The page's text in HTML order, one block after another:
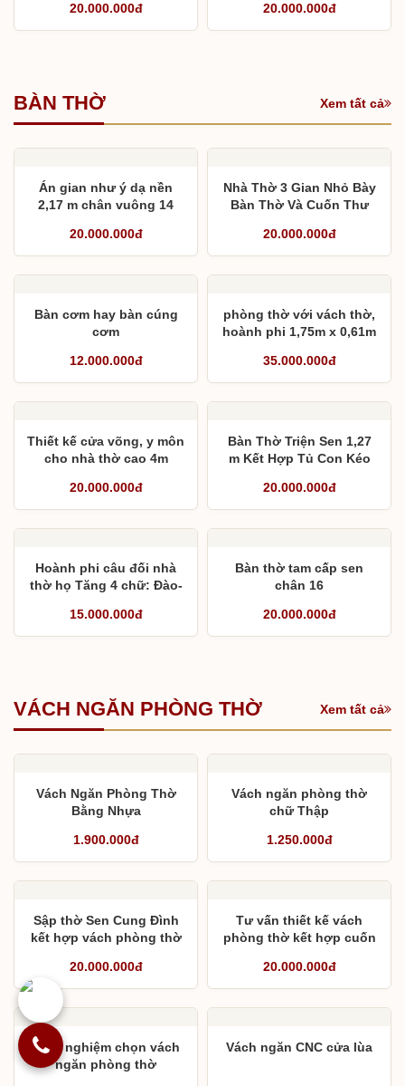
20.000.000đ
20.000.000đ
BÀN THỜ Xem tất cả
Án gian như ý dạ nền
2,17 m chân vuông 14
20.000.000đ
Nhà Thờ 3 Gian Nhỏ Bày
Bàn Thờ Và Cuốn Thư
?
20.000.000đ
Bàn cơm hay bàn cúng
cơm
12.000.000đ
phòng thờ với vách thờ,
hoành phi 1,75m x 0,61m
35.000.000đ
Thiết kế cửa võng, y môn
cho nhà thờ cao 4m
20.000.000đ
Bàn Thờ Triện Sen 1,27
m Kết Hợp Tủ Con Kéo
20.000.000đ
Hoành phi câu đối nhà
thờ họ Tăng 4 chữ: Đào-
15.000.000đ
Bàn thờ tam cấp sen
chân 16
20.000.000đ
VÁCH NGĂN PHÒNG THỜ Xem tất cả
Vách Ngăn Phòng Thờ
Bằng Nhựa
1.900.000đ
Vách ngăn phòng thờ
chữ Thập
1.250.000đ
Sập thờ Sen Cung Đình
kết hợp vách phòng thờ
20.000.000đ
Tư vấn thiết kế vách
phòng thờ kết hợp cuốn
20.000.000đ
Kinh nghiệm chọn vách
ngăn phòng thờ
Vách ngăn CNC cửa lùa